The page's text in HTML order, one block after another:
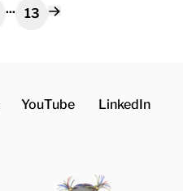
... 13
YouTube LinkedIn